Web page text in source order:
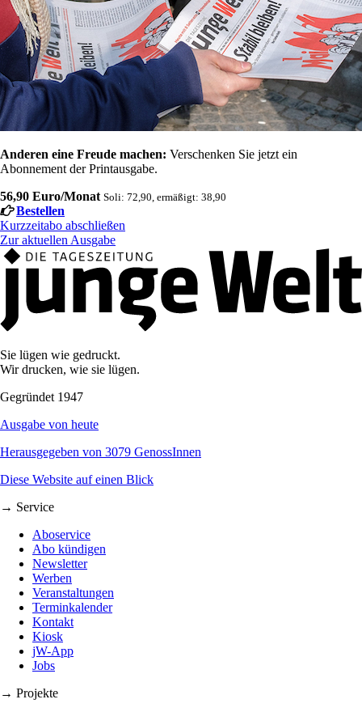
Anderen eine Freude machen: Verschenken Sie jetzt ein
Abonnement der Printausgabe.
56,90 Euro/Monat Soli: 72,90, ermäßigt: 38,90
Bestellen
Kurzzeitabo abschließen
Zur aktuellen Ausgabe
Sie lügen wie gedruckt.
Wir drucken, wie sie lügen.
Gegründet 1947
Ausgabe von heute
Herausgegeben von 3079 GenossInnen
Diese Website auf einen Blick
→ Service
Aboservice
Abo kündigen
Newsletter
Werben
Veranstaltungen
Terminkalender
Kontakt
Kiosk
jW-App
Jobs
→ Projekte